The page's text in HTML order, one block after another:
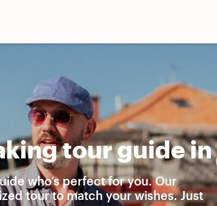
tour guide in
who’s perfect for you. Our
tour to match your wishes. Just